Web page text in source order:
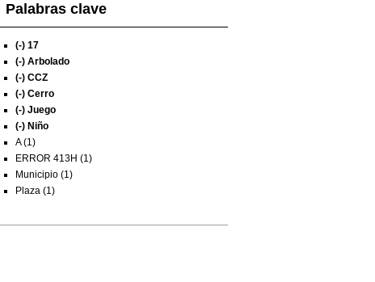
Palabras clave
(-) 17
(-) Arbolado
(-) CCZ
(-) Cerro
(-) Juego
(-) Niño
A (1)
ERROR 413H (1)
Municipio (1)
Plaza (1)